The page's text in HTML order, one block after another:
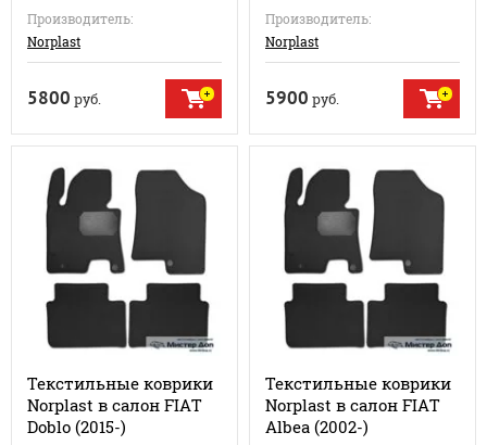
Производитель:
Norplast
5800 руб.
Производитель:
Norplast
5900 руб.
Текстильные коврики
Norplast в салон FIAT
Doblo (2015-)
Текстильные коврики
Norplast в салон FIAT
Albea (2002-)